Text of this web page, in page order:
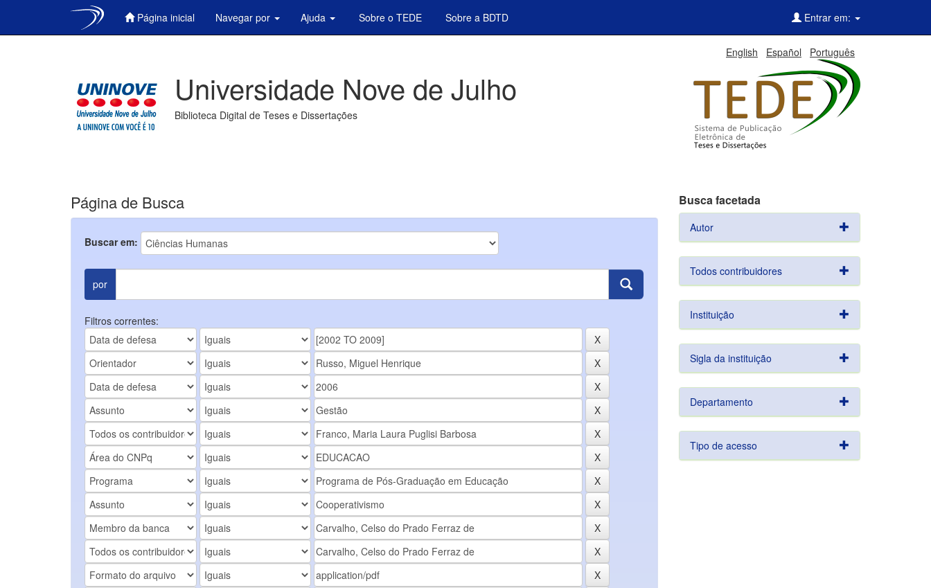
Página inicial Navegar por Ajuda Sobre o TEDE Sobre a BDTD Entrar em:
English Español Português
Universidade Nove de Julho
Biblioteca Digital de Teses e Dissertações
Página de Busca
Buscar em:
por
Filtros correntes:
Busca facetada
Autor
Todos contribuidores
Instituição
Sigla da instituição
Departamento
Tipo de acesso